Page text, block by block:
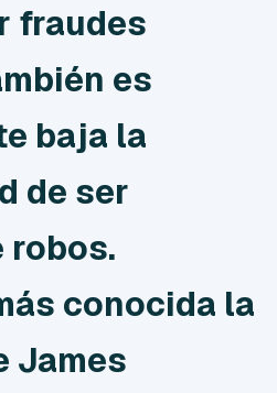
fraudes
es
baja la
de ser
robos.
conocida la
James